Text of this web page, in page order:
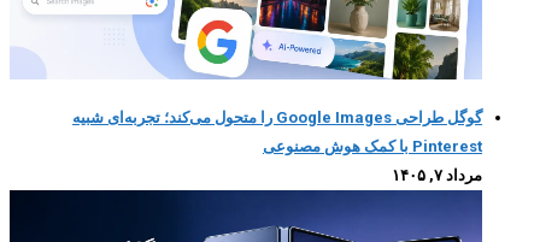
گوگل طراحی Google Images را متحول می‌کند؛ تجربه‌ای شبیه
Pinterest با کمک هوش مصنوعی
مرداد ۷, ۱۴۰۵